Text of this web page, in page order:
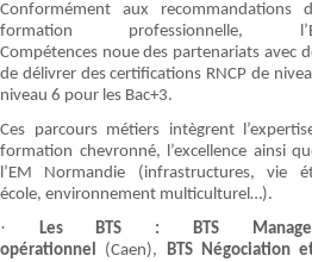
Conformément aux
formation professionnelle,
Compétences noue des partenariats avec
de délivrer des certifications RNCP de
niveau 6 pour les Bac+3.
Ces parcours métiers intègrent
formation chevronné, l’excellence ainsi
l’EM Normandie (infrastructures, vie
école, environnement multiculturel…).
· Les BTS :
BTS
opérationnel (Caen), BTS Négociation